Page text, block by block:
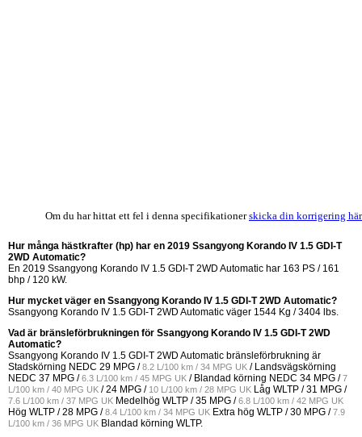
Om du har hittat ett fel i denna specifikationerskicka din korrigering här
Hur många hästkrafter (hp) har en 2019 Ssangyong Korando IV 1.5 GDI-T
2WD Automatic?
En 2019 Ssangyong Korando IV 1.5 GDI-T 2WD Automatic har 163 PS / 161
bhp / 120 kW.
Hur mycket väger en Ssangyong Korando IV 1.5 GDI-T 2WD Automatic?
Ssangyong Korando IV 1.5 GDI-T 2WD Automatic väger 1544 Kg / 3404 lbs.
Vad är bränsleförbrukningen för Ssangyong Korando IV 1.5 GDI-T 2WD
Automatic?
Ssangyong Korando IV 1.5 GDI-T 2WD Automatic bränsleförbrukning är
Stadskörning NEDC 29 MPG /8.2 L/100 km / 34 MPG UK / Landsvägskörning
NEDC 37 MPG /6.3 L/100 km / 45 MPG UK / Blandad körning NEDC 34 MPG /7
L/100 km / 40 MPG UK /24 MPG / 10 L/100 km / 28 MPG UK Låg WLTP /31 MPG /
7.6 L/100 km / 37 MPG UK Medelhög WLTP /35 MPG /6.8 L/100 km / 42 MPG UK
Hög WLTP /28 MPG /8.4 L/100 km / 34 MPG UK Extra hög WLTP /30 MPG /7.9
L/100 km / 36 MPG UK Blandad körning WLTP.